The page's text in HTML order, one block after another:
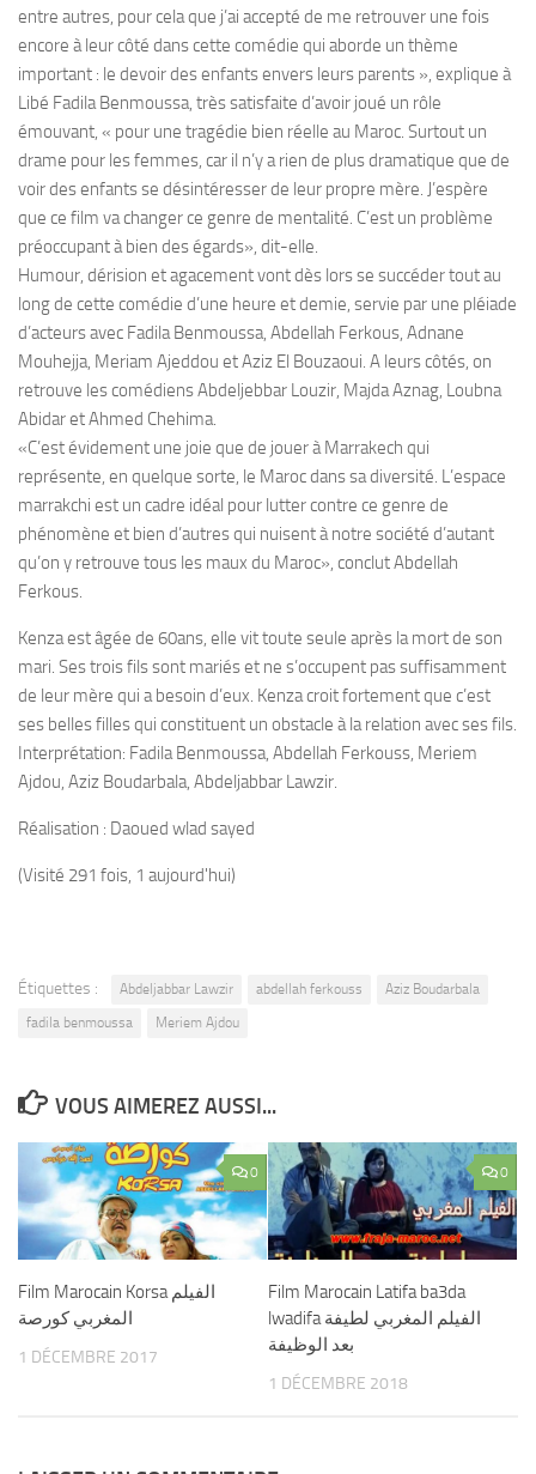
entre autres, pour cela que j’ai accepté de me retrouver une fois
encore à leur côté dans cette comédie qui aborde un thème
important : le devoir des enfants envers leurs parents », explique à
Libé Fadila Benmoussa, très satisfaite d’avoir joué un rôle
émouvant, « pour une tragédie bien réelle au Maroc. Surtout un
drame pour les femmes, car il n’y a rien de plus dramatique que de
voir des enfants se désintéresser de leur propre mère. J’espère
que ce film va changer ce genre de mentalité. C’est un problème
préoccupant à bien des égards», dit-elle.
Humour, dérision et agacement vont dès lors se succéder tout au
long de cette comédie d’une heure et demie, servie par une pléiade
d’acteurs avec Fadila Benmoussa, Abdellah Ferkous, Adnane
Mouhejja, Meriam Ajeddou et Aziz El Bouzaoui. A leurs côtés, on
retrouve les comédiens Abdeljebbar Louzir, Majda Aznag, Loubna
Abidar et Ahmed Chehima.
«C’est évidement une joie que de jouer à Marrakech qui
représente, en quelque sorte, le Maroc dans sa diversité. L’espace
marrakchi est un cadre idéal pour lutter contre ce genre de
phénomène et bien d’autres qui nuisent à notre société d’autant
qu’on y retrouve tous les maux du Maroc», conclut Abdellah
Ferkous.
Kenza est âgée de 60ans, elle vit toute seule après la mort de son
mari. Ses trois fils sont mariés et ne s’occupent pas suffisamment
de leur mère qui a besoin d’eux. Kenza croit fortement que c’est
ses belles filles qui constituent un obstacle à la relation avec ses fils.
Interprétation: Fadila Benmoussa, Abdellah Ferkouss, Meriem
Ajdou, Aziz Boudarbala, Abdeljabbar Lawzir.
Réalisation : Daoued wlad sayed
(Visité 291 fois, 1 aujourd'hui)
Étiquettes : Abdeljabbar Lawzir abdellah ferkouss
Aziz Boudarbala
fadila benmoussa
Meriem Ajdou
VOUS AIMEREZ AUSSI...
0
Film Marocain Korsa الفيلم
المغربي كورصة
1 DÉCEMBRE 2017
0
Film Marocain Latifa ba3da
lwadifa الفيلم المغربي لطيفة
بعد الوظيفة
1 DÉCEMBRE 2018